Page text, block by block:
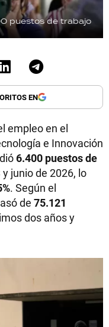
puestos de trabajo
EN
empleo en el
e Innovación
6.400 puestos de
junio de 2026, lo
. Según el
de 75.121
dos años y